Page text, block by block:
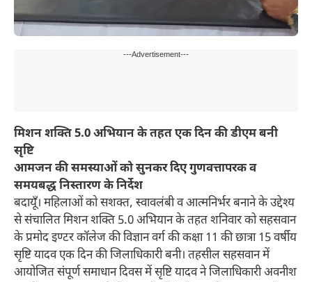
---Advertisement---
मिशन शक्ति 5.0 अभियान के तहत एक दिन की डीएम बनी
सृष्टि
आमजन की समस्याओं को सुनकर दिए गुणवत्तापरक व
समयबद्ध निस्तारण के निर्देश
बदायूँ। महिलाओं को सशक्त, स्वावलंबी व आत्मनिर्भर बनाने के उद्देश्य
से संचालित मिशन शक्ति 5.0 अभियान के तहत शनिवार को सहसवान
के प्रमोद इण्टर कॉलेज की विज्ञान वर्ग की कक्षा 11 की छात्रा 15 वर्षीय
सृष्टि यादव एक दिन की जिलाधिकारी बनी। तहसील सहसवान में
आयोजित संपूर्ण समाधान दिवस में सृष्टि यादव ने जिलाधिकारी अवनीश